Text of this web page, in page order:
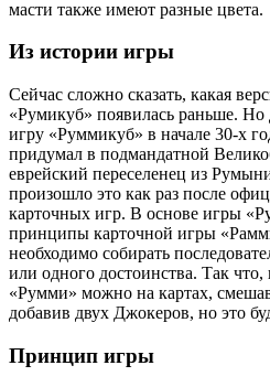
масти также имеют разные цвета.
Из истории игры
Сейчас сложно сказать, какая
«Румикуб» появилась раньше. Но
игру «Руммикуб» в начале 30-х
придумал в подмандатной
еврейский переселенец из
произошло это как раз после
карточных игр. В основе игры
принципы карточной игры
необходимо собирать
или одного достоинства. Так
«Румми» можно на картах,
добавив двух Джокеров, но это
Принцип игры